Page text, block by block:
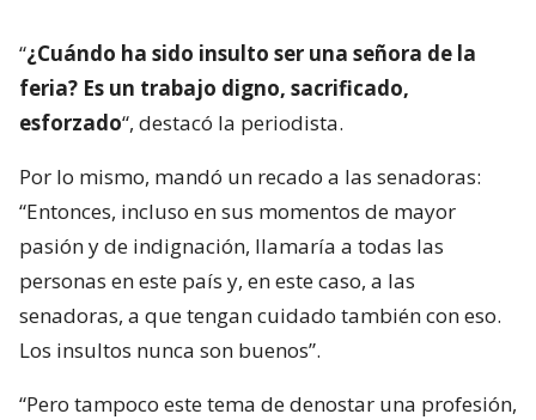
“¿Cuándo ha sido insulto ser una señora de la
feria? Es un trabajo digno, sacrificado,
esforzado“, destacó la periodista.
Por lo mismo, mandó un recado a las senadoras:
“Entonces, incluso en sus momentos de mayor
pasión y de indignación, llamaría a todas las
personas en este país y, en este caso, a las
senadoras, a que tengan cuidado también con eso.
Los insultos nunca son buenos”.
“Pero tampoco este tema de denostar una profesión,